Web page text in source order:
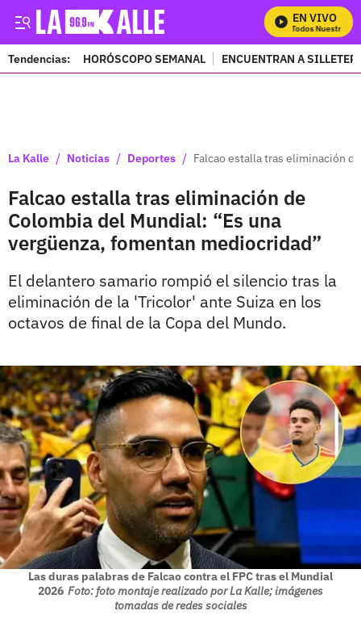
EN VIVO
Mira Todos Nuestros
Tendencias: HORÓSCOPO SEMANAL ENCUENTRAN A
La Kalle / Noticias / Deportes / Falcao estalla tras eliminación
Falcao estalla tras eliminación de
Colombia del Mundial: “Es una
vergüenza, fomentan mediocridad”
El delantero samario rompió el silencio tras la
eliminación de la 'Tricolor' ante Suiza en los
octavos de final de la Copa del Mundo.
Las duras palabras de Falcao contra el FPC tras el Mundial
2026 Foto: foto montaje realizado por La Kalle; imágenes
tomadas de redes sociales